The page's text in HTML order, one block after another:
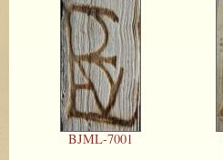
BJML-7001